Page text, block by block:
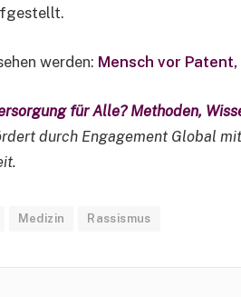
werden: Mensch vor
für Alle? Methoden,
durch Engagement Global
Medizin Rassismus